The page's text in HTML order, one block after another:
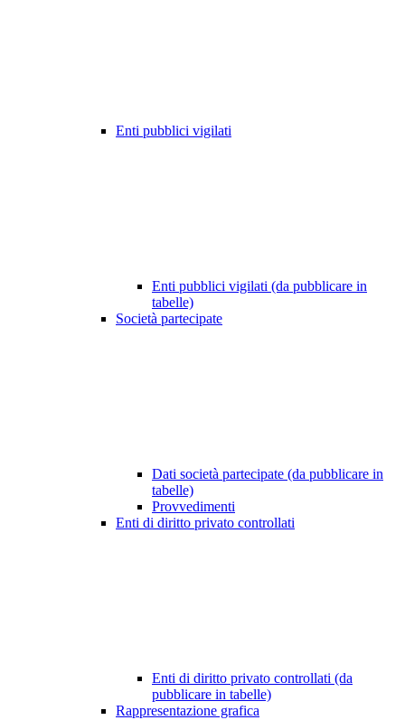
Enti pubblici vigilati
Enti pubblici vigilati (da pubblicare in
tabelle)
Società partecipate
Dati società partecipate (da pubblicare in
tabelle)
Provvedimenti
Enti di diritto privato controllati
Enti di diritto privato controllati (da
pubblicare in tabelle)
Rappresentazione grafica